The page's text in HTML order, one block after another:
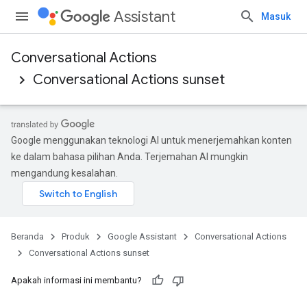
Assistant Masuk
Conversational Actions
Conversational Actions sunset
Google menggunakan teknologi AI untuk menerjemahkan konten
ke dalam bahasa pilihan Anda. Terjemahan AI mungkin
mengandung kesalahan.
Beranda Produk Google Assistant
Conversational Actions
Conversational Actions sunset
Apakah informasi ini membantu?